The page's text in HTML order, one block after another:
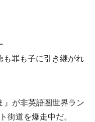
罪も子に引き継がれ
が非英語圏世界ラン
街道を爆走中だ。